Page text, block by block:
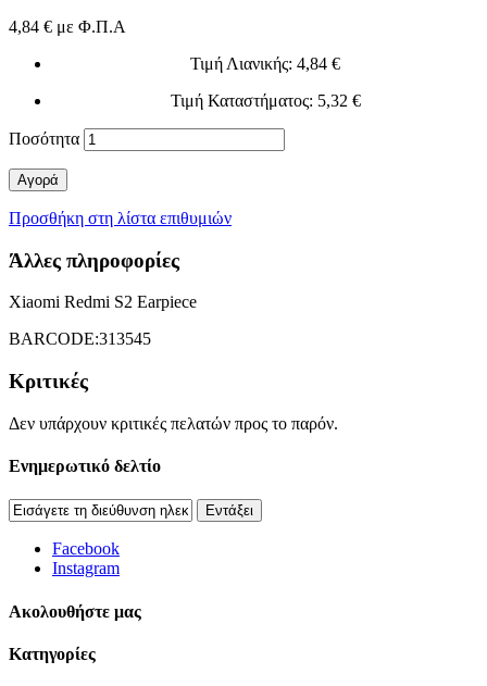
4,84 € με Φ.Π.Α
Τιμή Λιανικής: 4,84 €
Τιμή Καταστήματος: 5,32 €
Ποσότητα
Αγορά
Προσθήκη στη λίστα επιθυμιών
Άλλες πληροφορίες
Xiaomi Redmi S2 Earpiece
BARCODE:313545
Κριτικές
Δεν υπάρχουν κριτικές πελατών προς το παρόν.
Ενημερωτικό δελτίο
Εντάξει
Facebook
Instagram
Aκολουθήστε μας
Κατηγορίες